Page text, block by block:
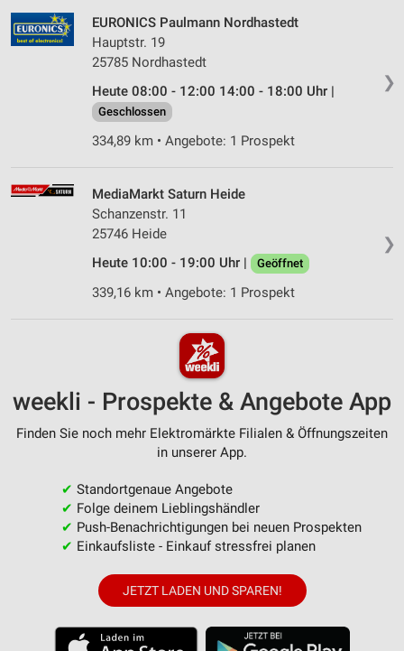
❯
EURONICS Paulmann Nordhastedt
Hauptstr. 19
25785 Nordhastedt
Heute 08:00 - 12:00 14:00 - 18:00 Uhr |
Geschlossen
334,89 km • Angebote: 1 Prospekt
❯
MediaMarkt Saturn Heide
Schanzenstr. 11
25746 Heide
Heute 10:00 - 19:00 Uhr |
Geöffnet
339,16 km • Angebote: 1 Prospekt
weekli - Prospekte & Angebote App
Finden Sie noch mehr Elektromärkte Filialen & Öffnungszeiten
in unserer App.
✔ Standortgenaue Angebote
✔ Folge deinem Lieblingshändler
✔ Push-Benachrichtigungen bei neuen Prospekten
✔ Einkaufsliste - Einkauf stressfrei planen
JETZT LADEN UND SPAREN!